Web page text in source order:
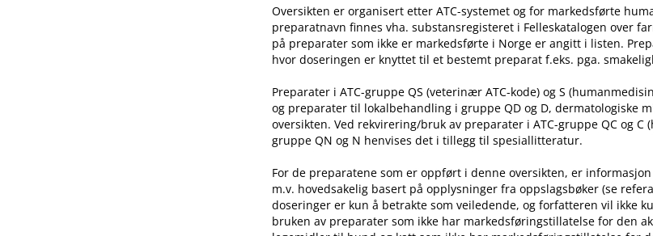
Oversikten er organisert etter ATC-systemet og for markedsførte
preparatnavn finnes vha. substansregisteret i Felleskatalogen over
på preparater som ikke er markedsførte i Norge er angitt i listen.
hvor doseringen er knyttet til et bestemt preparat f.eks. pga.
Preparater i ATC-gruppe QS (veterinær ATC-kode) og S
og preparater til lokalbehandling i gruppe QD og D, dermatologiske
oversikten. Ved rekvirering​/​bruk av preparater i ATC-gruppe QC og C
gruppe QN og N henvises det i tillegg til spesiallitteratur.
For de preparatene som er oppført i denne oversikten, er
m.v. hovedsakelig basert på opplysninger fra oppslagsbøker (se
doseringer er kun å betrakte som veiledende, og forfatteren vil ikke
bruken av preparater som ikke har markedsføringstillatelse for den